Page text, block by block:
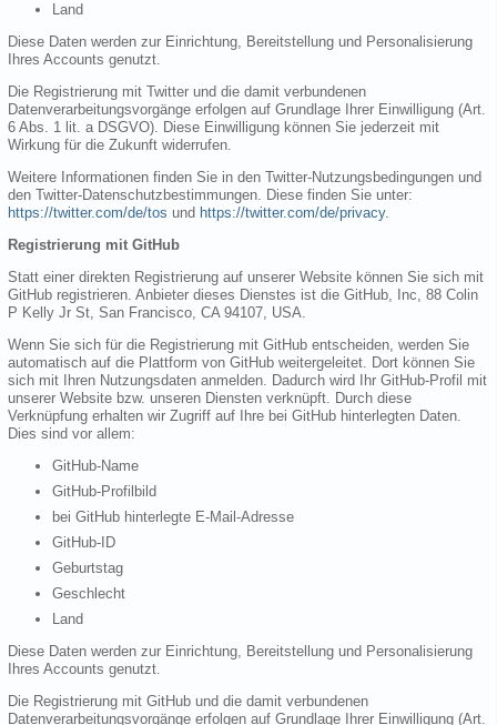
Land
Diese Daten werden zur Einrichtung, Bereitstellung und Personalisierung
Ihres Accounts genutzt.
Die Registrierung mit Twitter und die damit verbundenen
Datenverarbeitungsvorgänge erfolgen auf Grundlage Ihrer Einwilligung (Art.
6 Abs. 1 lit. a DSGVO). Diese Einwilligung können Sie jederzeit mit
Wirkung für die Zukunft widerrufen.
Weitere Informationen finden Sie in den Twitter-Nutzungsbedingungen und
den Twitter-Datenschutzbestimmungen. Diese finden Sie unter:
https://twitter.com/de/tos und https://twitter.com/de/privacy.
Registrierung mit GitHub
Statt einer direkten Registrierung auf unserer Website können Sie sich mit
GitHub registrieren. Anbieter dieses Dienstes ist die GitHub, Inc, 88 Colin
P Kelly Jr St, San Francisco, CA 94107, USA.
Wenn Sie sich für die Registrierung mit GitHub entscheiden, werden Sie
automatisch auf die Plattform von GitHub weitergeleitet. Dort können Sie
sich mit Ihren Nutzungsdaten anmelden. Dadurch wird Ihr GitHub-Profil mit
unserer Website bzw. unseren Diensten verknüpft. Durch diese
Verknüpfung erhalten wir Zugriff auf Ihre bei GitHub hinterlegten Daten.
Dies sind vor allem:
GitHub-Name
GitHub-Profilbild
bei GitHub hinterlegte E-Mail-Adresse
GitHub-ID
Geburtstag
Geschlecht
Land
Diese Daten werden zur Einrichtung, Bereitstellung und Personalisierung
Ihres Accounts genutzt.
Die Registrierung mit GitHub und die damit verbundenen
Datenverarbeitungsvorgänge erfolgen auf Grundlage Ihrer Einwilligung (Art.